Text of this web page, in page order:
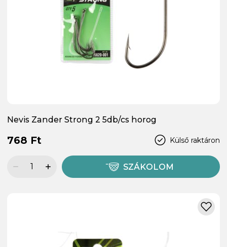
Nevis Zander Strong 2 5db/cs horog
Külső raktáron
768 Ft
SZÁKOLOM